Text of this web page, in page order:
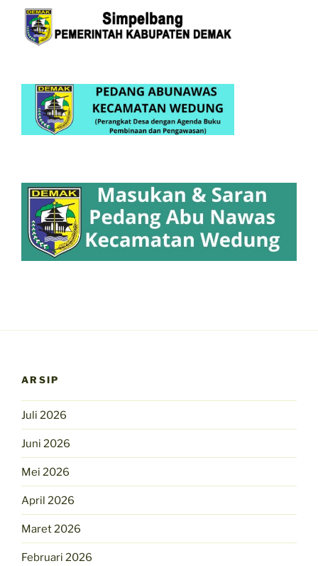
ARSIP
Juli 2026
Juni 2026
Mei 2026
April 2026
Maret 2026
Februari 2026